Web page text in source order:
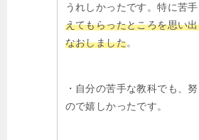
うれしかったです。特に苦
えてもらったところを思い
なおしました。
・自分の苦手な教科でも、
ので嬉しかったです。